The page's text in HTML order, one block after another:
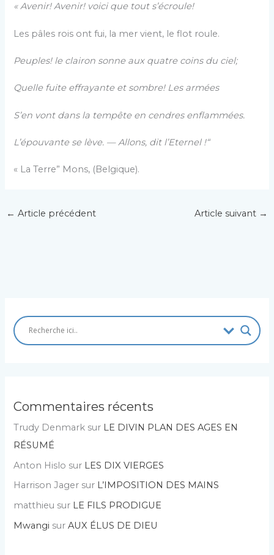
« Avenir! Avenir! voici que tout s’écroule!
Les pâles rois ont fui, la mer vient, le flot roule.
Peuples! le clairon sonne aux quatre coins du ciel;
Quelle fuite effrayante et sombre! Les armées
S’en vont dans la tempête en cendres enflammées.
L’épouvante se lève. — Allons, dit l’Eternel !“
« La Terre” Mons, (Belgique).
← Article précédent Article suivant →
Commentaires récents
Trudy Denmark sur LE DIVIN PLAN DES AGES EN
RÉSUMÉ
Anton Hislo sur LES DIX VIERGES
Harrison Jager sur L’IMPOSITION DES MAINS
matthieu sur LE FILS PRODIGUE
Mwangi surAUX ÉLUS DE DIEU